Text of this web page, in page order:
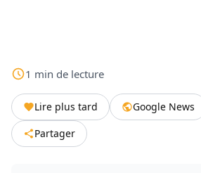
1 min de lecture
Lire plus tard Google News
Partager